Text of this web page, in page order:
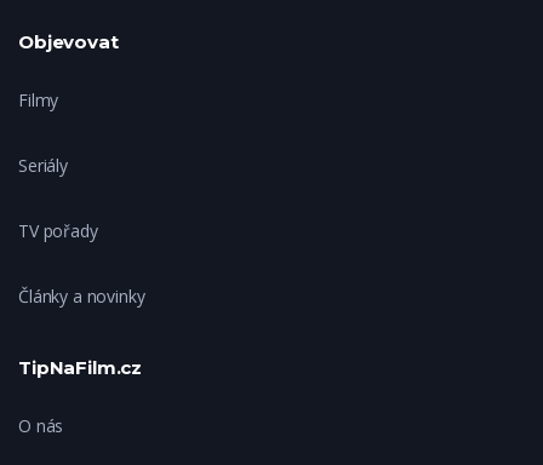
Objevovat
Filmy
Seriály
TV pořady
Články a novinky
TipNaFilm.cz
O nás